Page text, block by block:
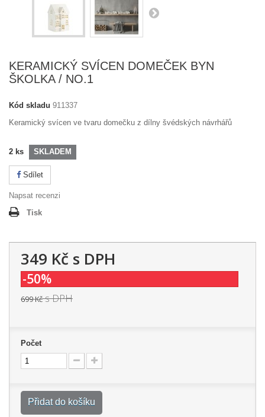
KERAMICKÝ SVÍCEN DOMEČEK BYN
ŠKOLKA / NO.1
Kód skladu 911337
Keramický svícen ve tvaru domečku z dílny švédských návrhářů
2 ks SKLADEM
Sdílet
Napsat recenzi
Tisk
349 Kč s DPH
-50%
699 Kčs DPH
Počet
Přidat do košíku